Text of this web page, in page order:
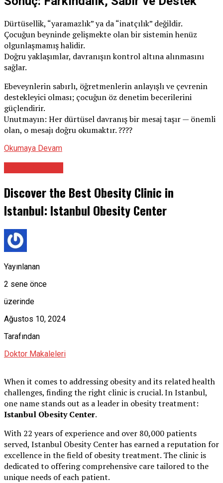
Dürtüsellik, “yaramazlık” ya da “inatçılık” değildir.
Çocuğun beyninde gelişmekte olan bir sistemin henüz
olgunlaşmamış halidir.
Doğru yaklaşımlar, davranışın kontrol altına alınmasını
sağlar.
Ebeveynlerin sabırlı, öğretmenlerin anlayışlı ve çevrenin
destekleyici olması; çocuğun öz denetim becerilerini
güçlendirir.
Unutmayın: Her dürtüsel davranış bir mesaj taşır — önemli
olan, o mesajı doğru okumaktır. ????
Okumaya Devam
Discover the Best Obesity Clinic in
Istanbul: Istanbul Obesity Center
Yayınlanan
2 sene önce
üzerinde
Ağustos 10, 2024
Tarafından
Doktor Makaleleri
When it comes to addressing obesity and its related health
challenges, finding the right clinic is crucial. In Istanbul,
one name stands out as a leader in obesity treatment:
Istanbul Obesity Center.
With 22 years of experience and over 80,000 patients
served, Istanbul Obesity Center has earned a reputation for
excellence in the field of obesity treatment. The clinic is
dedicated to offering comprehensive care tailored to the
unique needs of each patient.